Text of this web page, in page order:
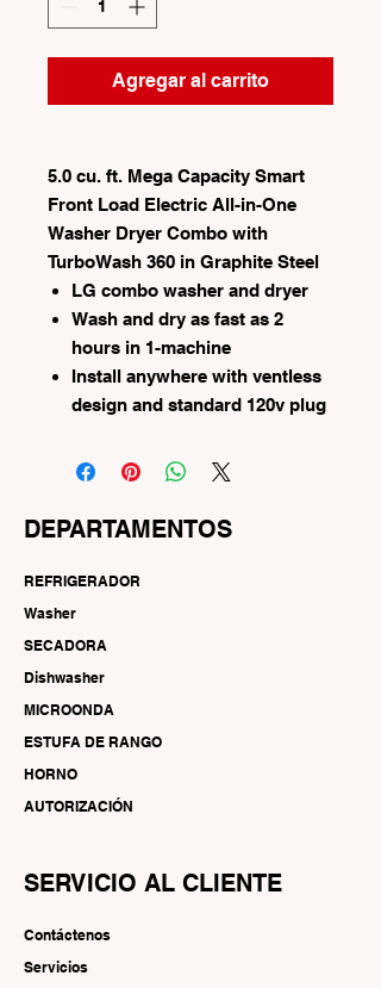
Agregar al carrito
5.0 cu. ft. Mega Capacity Smart
Front Load Electric All-in-One
Washer Dryer Combo with
TurboWash 360 in Graphite Steel
LG combo washer and dryer
Wash and dry as fast as 2
hours in 1-machine
Install anywhere with ventless
design and standard 120v plug
DEPARTAMENTOS
REFRIGERADOR
Washer
SECADORA
Dishwasher
MICROONDA
ESTUFA DE RANGO
HORNO
AUTORIZACIÓN
SERVICIO AL CLIENTE
Contáctenos
Servicios